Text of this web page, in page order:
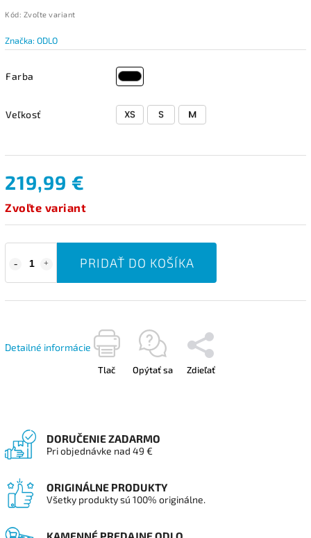
Kód: Zvoľte variant
Značka: ODLO
Farba
Veľkosť
219,99 €
Zvoľte variant
PRIDAŤ DO KOŠÍKA
Detailné informácie
Tlač Opýtať sa Zdieľať
DORUČENIE ZADARMO
Pri objednávke nad 49 €
ORIGINÁLNE PRODUKTY
Všetky produkty sú 100% originálne.